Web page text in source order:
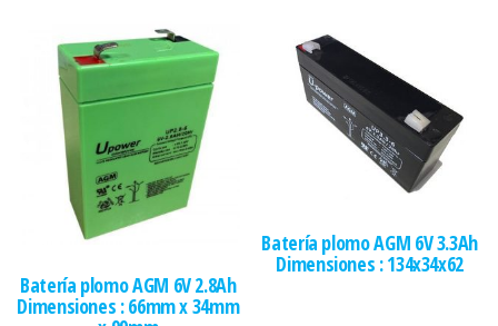
Batería plomo AGM 6V 2.8Ah
Dimensiones : 66mm x 34mm
Batería plomo AGM 6V 3.3Ah
Dimensiones : 134x34x62